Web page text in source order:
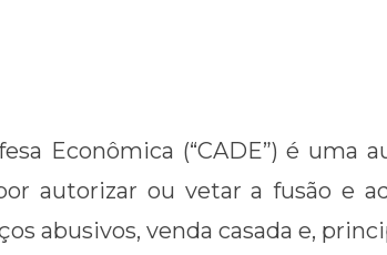
Econômica (“CADE”) é uma
autorizar ou vetar a fusão e
abusivos, venda casada e,